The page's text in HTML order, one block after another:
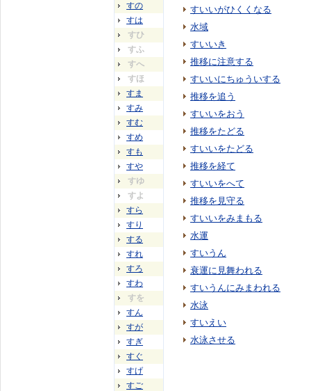
すの
すは
すひ
すふ
すへ
すほ
すま
すみ
すむ
すめ
すも
すや
すゆ
すよ
すら
すり
する
すれ
すろ
すわ
すを
すん
すが
すぎ
すぐ
すげ
すご
すいいがひくくなる
水域
すいいき
推移に注意する
すいいにちゅういする
推移を追う
すいいをおう
推移をたどる
すいいをたどる
推移を経て
すいいをへて
推移を見守る
すいいをみまもる
水運
すいうん
衰運に見舞われる
すいうんにみまわれる
水泳
すいえい
水泳させる